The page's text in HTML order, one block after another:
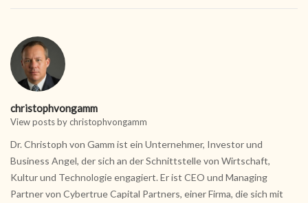
christophvongamm
View posts by christophvongamm
Dr. Christoph von Gamm ist ein Unternehmer, Investor und
Business Angel, der sich an der Schnittstelle von Wirtschaft,
Kultur und Technologie engagiert. Er ist CEO und Managing
Partner von Cybertrue Capital Partners, einer Firma, die sich mit